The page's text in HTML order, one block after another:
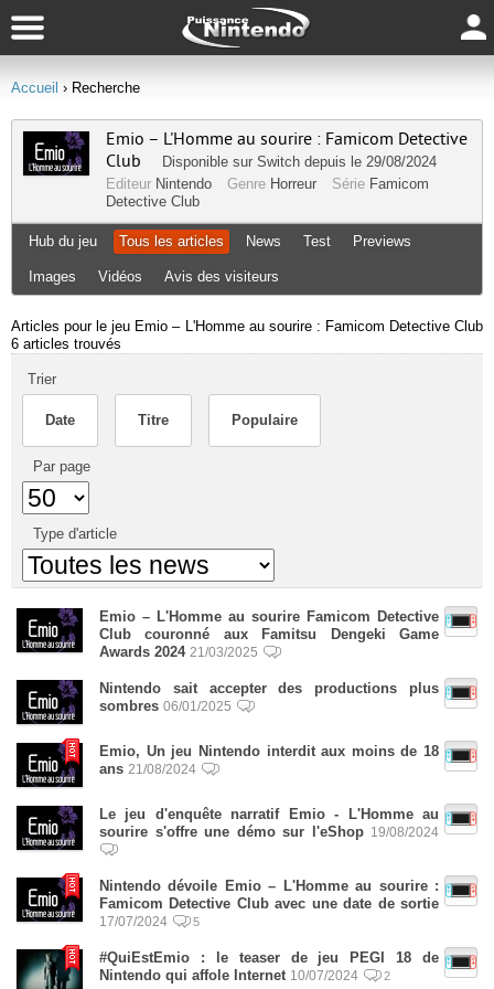
Accueil › Recherche
Emio – L'Homme au sourire : Famicom Detective
Club
Disponible sur Switch depuis le 29/08/2024
Editeur Nintendo Genre Horreur Série Famicom
Detective Club
Hub du jeu Tous les articles News Test Previews
Images Vidéos Avis des visiteurs
Articles pour le jeu Emio – L'Homme au sourire : Famicom Detective Club
6 articles trouvés
Trier
Date Titre Populaire
Par page
Type d'article
Emio – L'Homme au sourire Famicom Detective
Club couronné aux Famitsu Dengeki Game
Awards 2024 21/03/2025
Nintendo sait accepter des productions plus
sombres 06/01/2025
Emio, Un jeu Nintendo interdit aux moins de 18
ans 21/08/2024
Le jeu d'enquête narratif Emio - L'Homme au
sourire s'offre une démo sur l'eShop 19/08/2024
Nintendo dévoile Emio – L'Homme au sourire :
Famicom Detective Club avec une date de sortie
17/07/2024 5
#QuiEstEmio : le teaser de jeu PEGI 18 de
Nintendo qui affole Internet 10/07/2024 2